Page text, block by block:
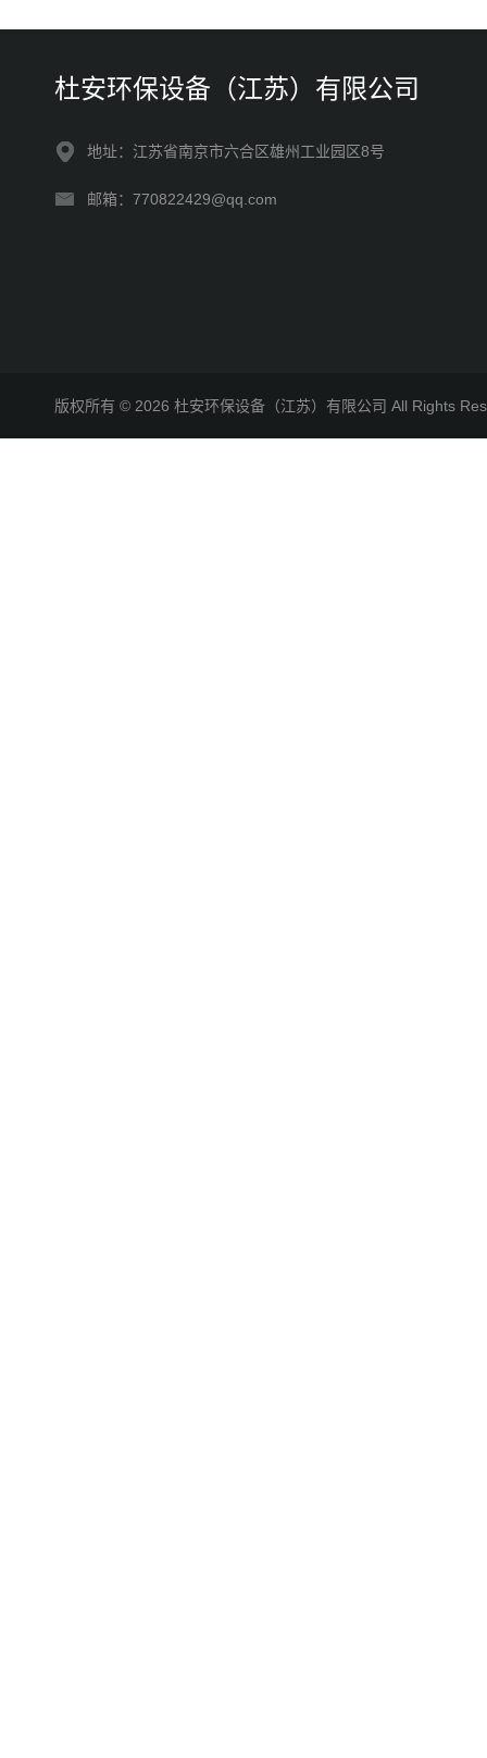
杜安环保设备（江苏）有限公司
地址：江苏省南京市六合区雄州工业园区8号
邮箱：770822429@qq.com
版权所有 © 2026 杜安环保设备（江苏）有限公司 All Rights